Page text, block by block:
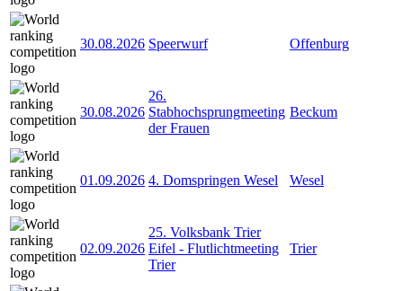
30.08.2026 Speerwurf Offenburg
30.08.2026
26.
Stabhochsprungmeeting
der Frauen
Beckum
01.09.2026 4. Domspringen Wesel Wesel
02.09.2026
25. Volksbank Trier
Eifel - Flutlichtmeeting
Trier
Trier